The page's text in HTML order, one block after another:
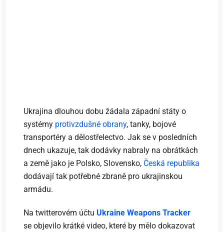
Ukrajina dlouhou dobu žádala západní státy o
systémy protivzdušné obrany, tanky, bojové
transportéry a dělostřelectvo. Jak se v posledních
dnech ukazuje, tak dodávky nabraly na obrátkách
a země jako je Polsko, Slovensko, Česká republika
dodávají tak potřebné zbraně pro ukrajinskou
armádu.
Na twitterovém účtu Ukraine Weapons Tracker
se objevilo krátké video, které by mělo dokazovat